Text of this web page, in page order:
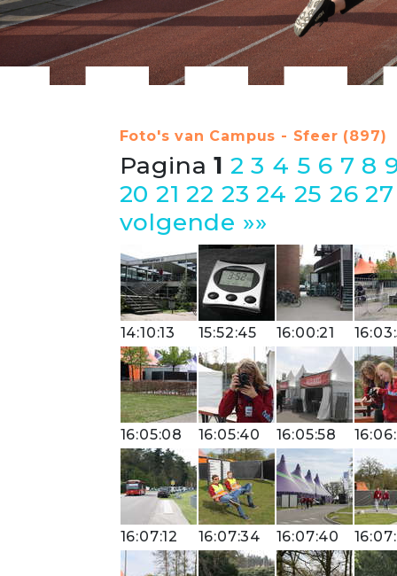
Foto's van Campus - Sfeer (897)
Pagina1 2 3 4 5 6 7 8
20 21 22 23 24 25 26 27
volgende »»
14:10:13 15:52:45 16:00:21
16:05:08 16:05:40 16:05:58
16:07:12 16:07:34 16:07:40